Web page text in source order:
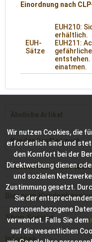
Einordnung nach
EUH-
Sätze
EUH210:
erhältlich.
EUH211:
entstehen.
einatmen.
Ähnliche Artikel
Kunden kauften auch
Kunden haben sich
Bioraum
Shop Service
Infothek
Wir nutzen Cookies, die
erforderlich sind und
den Komfort bei der
Direktwerbung dienen
und sozialen
Zustimmung gesetzt.
Sie der
personenbezogene
verwendet. Falls Sie dem
auf die wesentlichen